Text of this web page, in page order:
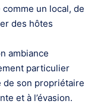
un local, de
des hôtes
ambiance
particulier
son propriétaire
et à l’évasion.